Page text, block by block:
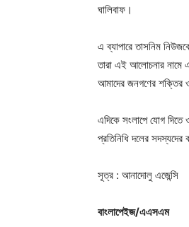
ঘালিবাফ।
এ ব্যাপারে তাসনিম
তারা এই আলোচনার নামে
আমাদের জনগণের শক্তির
এদিকে সংলাপে যোগ দিতে
প্রতিনিধি দলের সদস্যদের
সূত্র : আনাদোলু এজেন্সি
বাংলাপেইজ/এএসএম